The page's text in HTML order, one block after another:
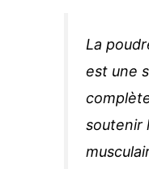
La
est une
soutenir